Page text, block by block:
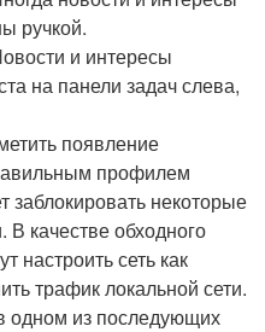
ручкой.
и интересы
на панели задач слева,
появление
профилем
заблокировать некоторые
качестве обходного
настроить сеть как
трафик локальной сети.
одном из последующих